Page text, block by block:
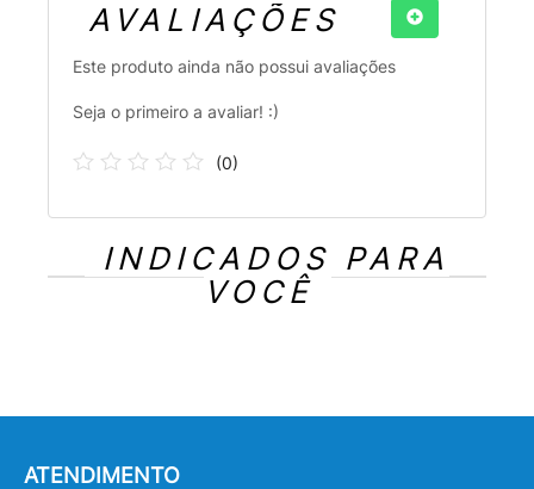
AVALIAÇÕES
Este produto ainda não possui avaliações
Seja o primeiro a avaliar! :)
(0)
INDICADOS PARA
VOCÊ
ATENDIMENTO